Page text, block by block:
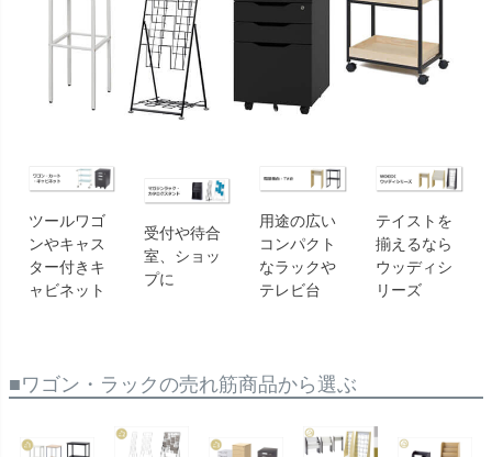
ツールワゴ
ンやキャス
ター付きキ
ャビネット
受付や待合
室、ショッ
プに
用途の広い
コンパクト
なラックや
テレビ台
テイストを
揃えるなら
ウッディシ
リーズ
■ワゴン・ラックの売れ筋商品から選ぶ